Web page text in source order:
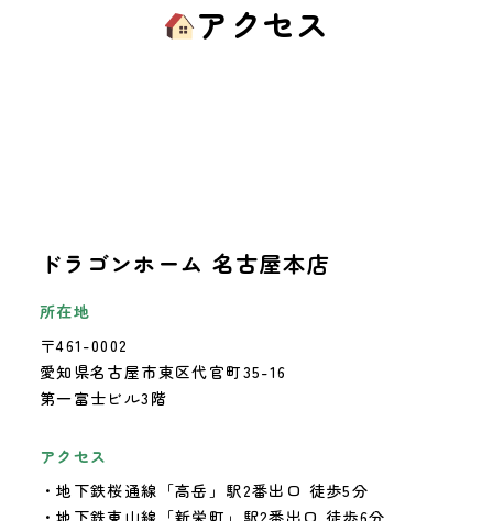
アクセス
ドラゴンホーム 名古屋本店
所在地
〒461-0002
愛知県名古屋市東区代官町35-16
第一富士ビル3階
アクセス
・地下鉄桜通線「高岳」駅2番出口 徒歩5分